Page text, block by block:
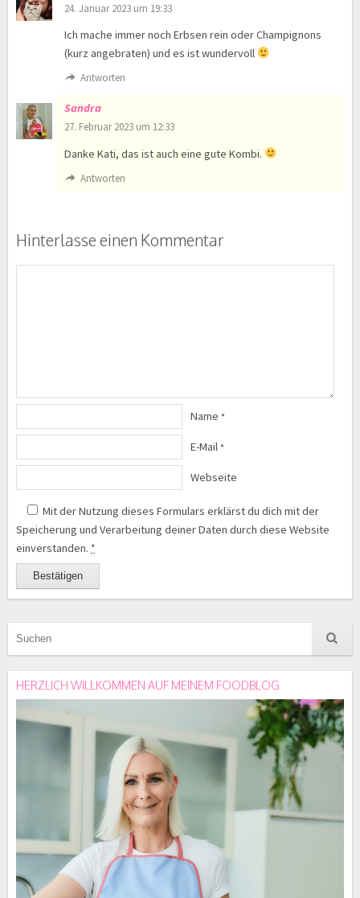
24. Januar 2023 um 19:33
Ich mache immer noch Erbsen rein oder Champignons
(kurz angebraten) und es ist wundervoll
Antworten
Sandra
27. Februar 2023 um 12:33
Danke Kati, das ist auch eine gute Kombi.
Antworten
Hinterlasse einen Kommentar
Name *
E-Mail *
Webseite
Mit der Nutzung dieses Formulars erklärst du dich mit der
Speicherung und Verarbeitung deiner Daten durch diese Website
einverstanden. *
HERZLICH WILLKOMMEN AUF MEINEM FOODBLOG